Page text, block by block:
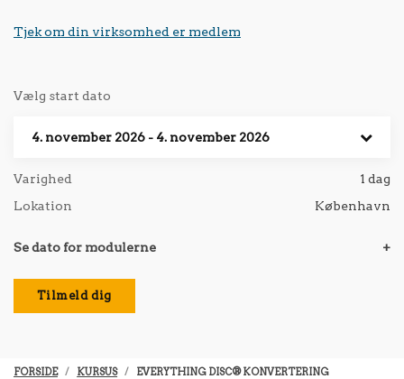
Tjek om din virksomhed er medlem
Vælg start dato
4. november 2026 - 4. november 2026
Varighed
1 dag
Lokation
København
Se dato for modulerne +
Tilmeld dig
FORSIDE KURSUS EVERYTHING DISC® KONVERTERING